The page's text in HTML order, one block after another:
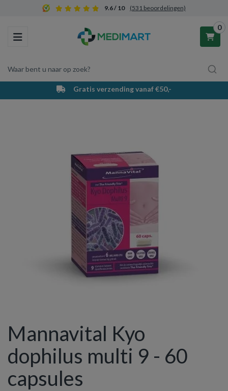
9.6 / 10 (531 beoordelingen)
Toggle navigation
Waar bent u naar op zoek?
0
Winkelwagen
Vul hem met producten.
Gratis verzending vanaf €50,-
Mannavital Kyo
dophilus multi 9 - 60
capsules